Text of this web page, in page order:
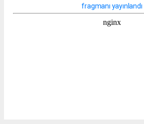
fragmanı yayınlandı